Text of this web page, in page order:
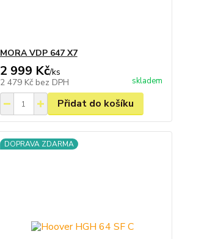
MORA VDP 647 X7
2 999 Kč/ks
2 479 Kč bez DPH skladem
Přidat do košíku
DOPRAVA ZDARMA